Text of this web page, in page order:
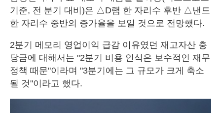
기준, 전 분기 대비)은 △D램 한 자리수 후반 △낸드
한 자리수 중반의 증가율을 보일 것으로 전망했다.
2분기 메모리 영업이익 급감 이유였던 재고자산 충
당금에 대해서는 "2분기 비용 인식은 보수적인 재무
정책 때문"이라며 "3분기에는 그 규모가 크게 축소
될 것"이라고 했다.